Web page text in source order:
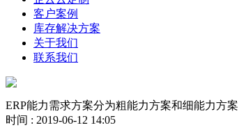
客户案例
库存解决方案
关于我们
联系我们
ERP能力需求方案分为粗能力方案和细能力方案
时间 : 2019-06-12 14:05